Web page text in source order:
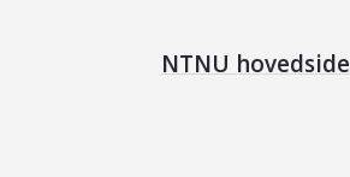
NTNU hovedside